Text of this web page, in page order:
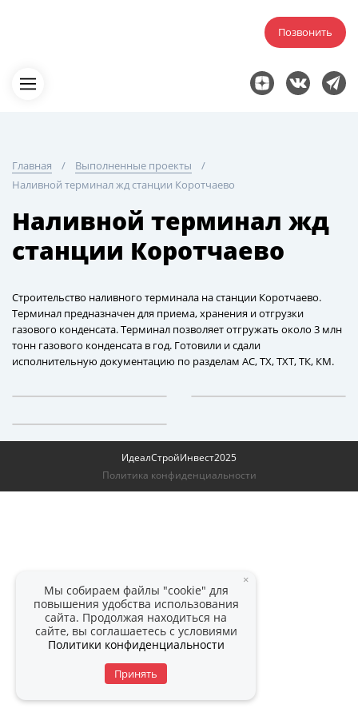
Позвонить
Главная
Выполненные проекты
Наливной терминал жд станции Коротчаево
Наливной терминал жд
станции Коротчаево
Строительство наливного терминала на станции Коротчаево.
Терминал предназначен для приема, хранения и отгрузки
газового конденсата. Терминал позволяет отгружать около 3 млн
тонн газового конденсата в год. Готовили и сдали
исполнительную документацию по разделам АС, ТХ, ТХТ, ТК, КМ.
ИдеалСтройИнвест2025
Политика конфиденциальности
×
Мы собираем файлы "cookie" для
повышения удобства использования
сайта. Продолжая находиться на
сайте, вы соглашаетесь с условиями
Политики конфиденциальности
Принять